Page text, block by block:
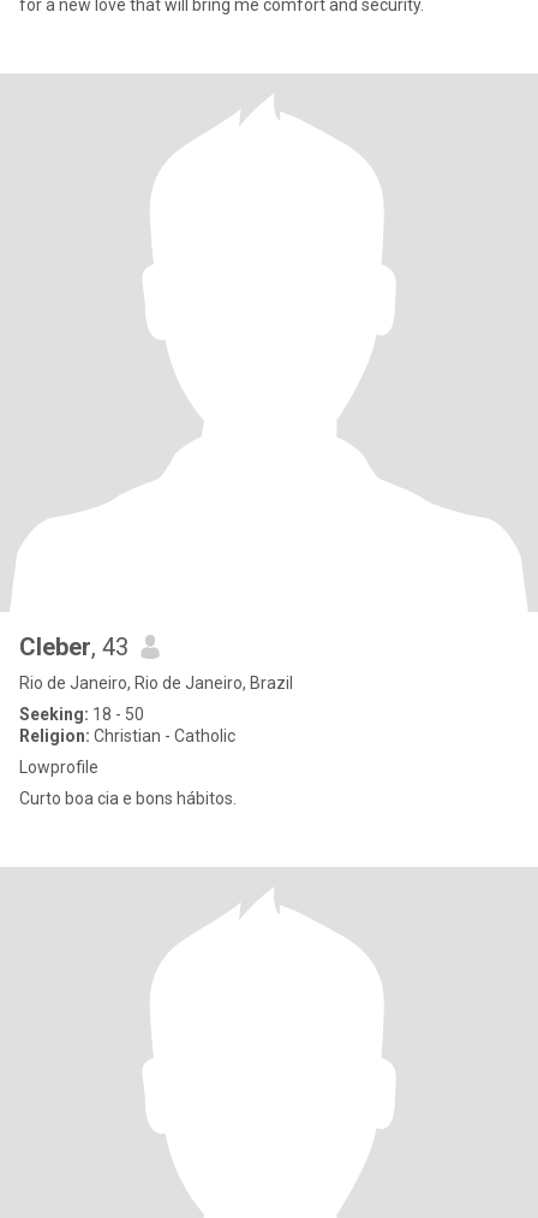
for a new love that will bring me comfort and security.
Cleber, 43
Rio de Janeiro, Rio de Janeiro, Brazil
Seeking: 18 - 50
Religion: Christian - Catholic
Lowprofile
Curto boa cia e bons hábitos.